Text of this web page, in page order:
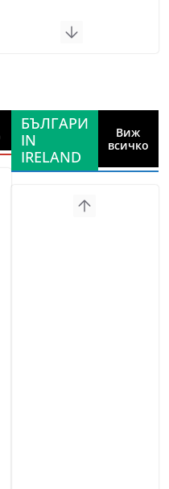
БЪЛГАРИ
IN
IRELAND
Виж
всичко